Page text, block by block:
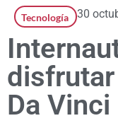
Tecnología 30
Da Vinci